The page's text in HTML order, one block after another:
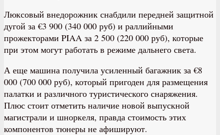
Люксовый внедорожник снабдили передней защитной
дугой за €3 900 (340 000 руб) и раллийными
прожекторами PIAA за 2 500 (220 000 руб), которые
при этом могут работать в режиме дальнего света.
А еще машина получила усиленный багажник за €8
000 (700 000 руб), который пригоден для размещения
палатки и различного туристического снаряжения.
Плюс стоит отметить наличие новой выпускной
магистрали и шноркеля, правда стоимость этих
компонентов тюнеры не афишируют.